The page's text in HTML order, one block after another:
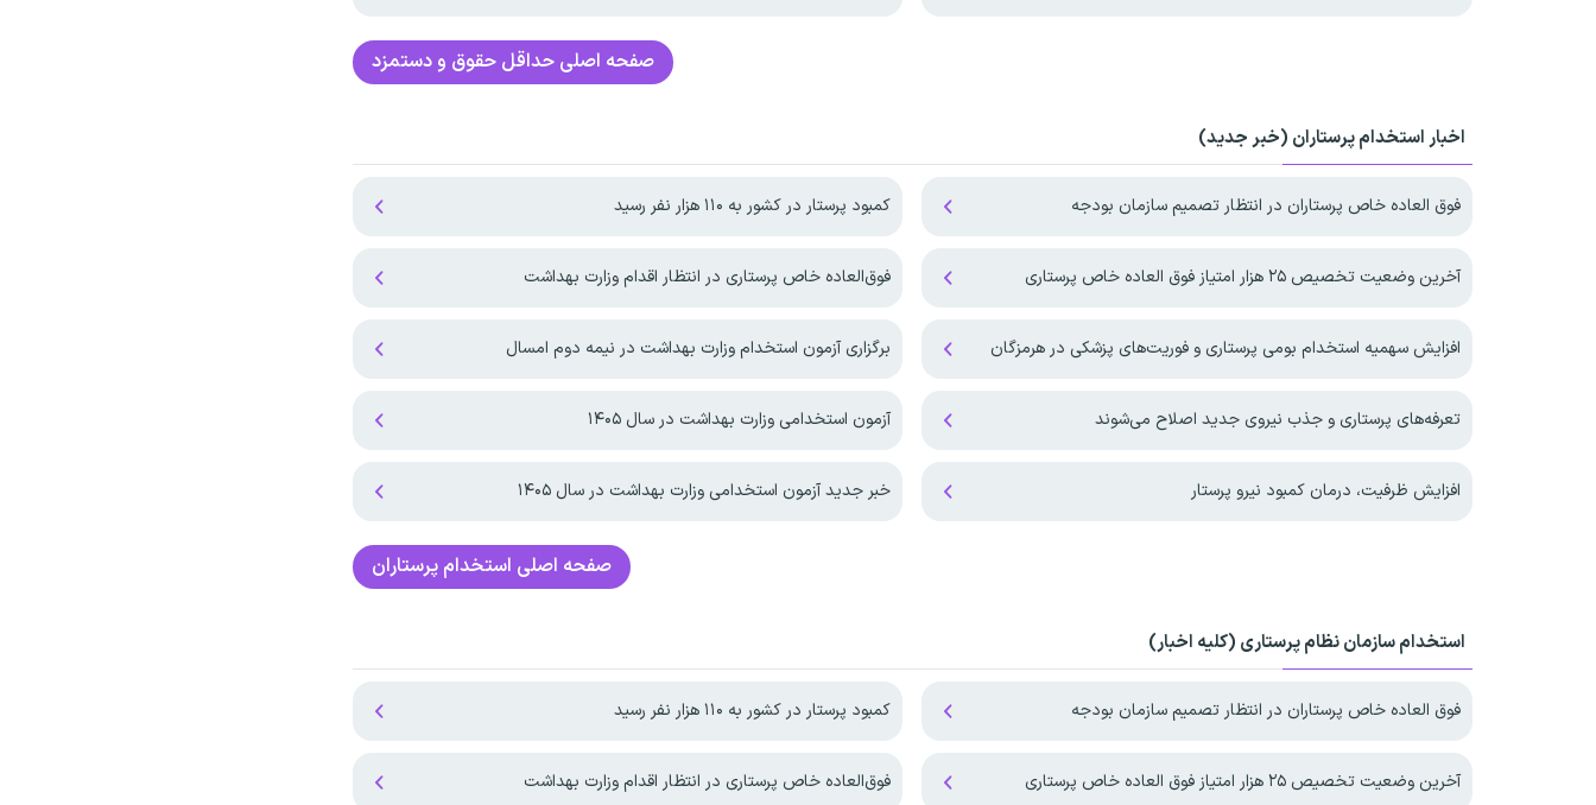
صفحه اصلیحداقل حقوق و دستمزد
اخبار استخدام پرستاران (خبر جدید)
فوق العاده خاص پرستاران در انتظار تصمیم سازمان بودجه کمبود پرستار در کشور به ۱۱۰ هزار نفر رسید
آخرین وضعیت تخصیص ۲۵ هزار امتیاز فوق العاده خاص پرستاری فوق‌العاده خاص پرستاری در انتظار اقدام وزارت بهداشت
افزایش سهمیه استخدام بومی پرستاری و فوریت‌های پزشکی در هرمزگان برگزاری آزمون استخدام وزارت بهداشت در نیمه دوم امسال
تعرفه‌های پرستاری و جذب نیروی جدید اصلاح می‌شوند آزمون استخدامی وزارت بهداشت در سال ۱۴۰۵
افزایش ظرفیت، درمان کمبود نیرو پرستار خبر جدید آزمون استخدامی وزارت بهداشت در سال ۱۴۰۵
صفحه اصلی استخدام پرستاران
استخدام سازمان نظام پرستاری (کلیه اخبار)
فوق العاده خاص پرستاران در انتظار تصمیم سازمان بودجه کمبود پرستار در کشور به ۱۱۰ هزار نفر رسید
آخرین وضعیت تخصیص ۲۵ هزار امتیاز فوق العاده خاص پرستاری فوق‌العاده خاص پرستاری در انتظار اقدام وزارت بهداشت